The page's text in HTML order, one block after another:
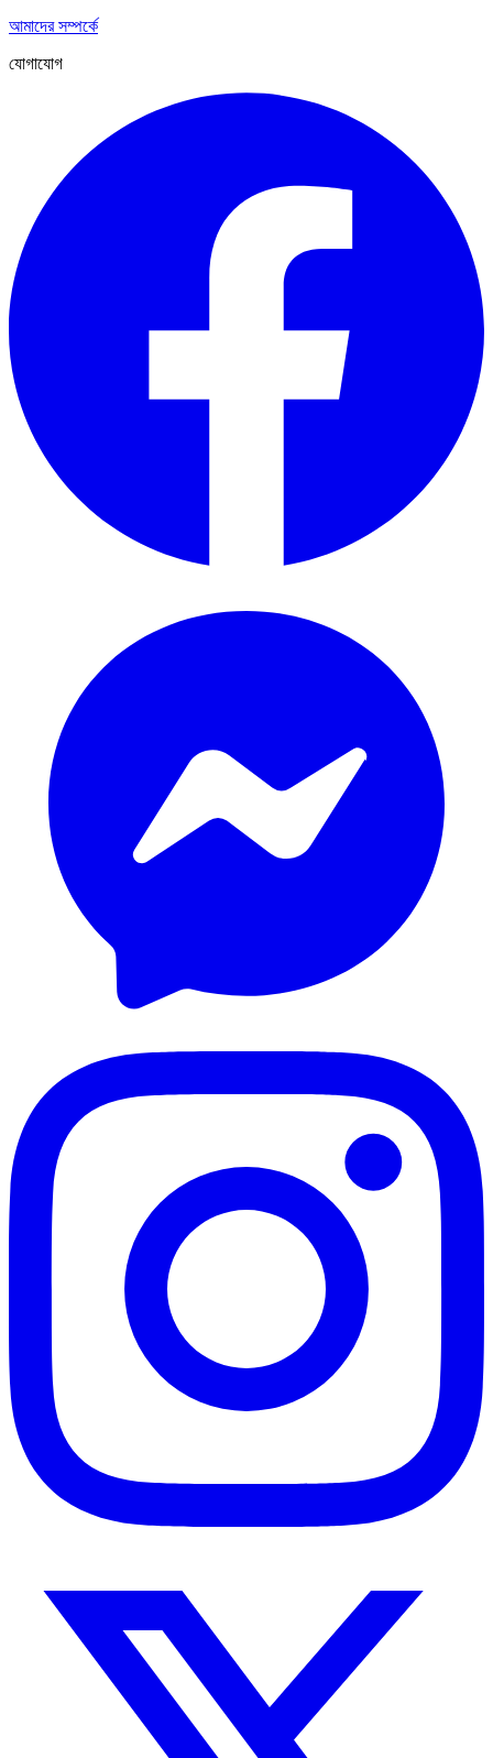
আমাদের সম্পর্কে
যোগাযোগ